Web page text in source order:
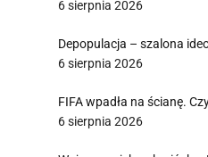
6 sierpnia 2026
Depopulacja – szalona
6 sierpnia 2026
FIFA wpadła na ścianę.
6 sierpnia 2026